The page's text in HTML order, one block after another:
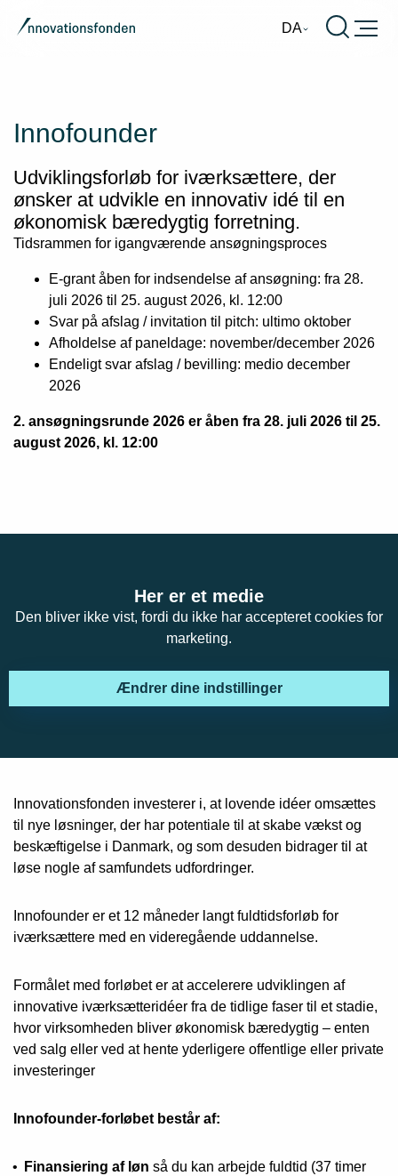
DA Burger
Innofounder
Udviklingsforløb for iværksættere, der
ønsker at udvikle en innovativ idé til en
økonomisk bæredygtig forretning.
Tidsrammen for igangværende ansøgningsproces
E-grant åben for indsendelse af ansøgning: fra 28.
juli 2026 til 25. august 2026, kl. 12:00
Svar på afslag / invitation til pitch: ultimo oktober
Afholdelse af paneldage: november/december 2026
Endeligt svar afslag / bevilling: medio december
2026
2. ansøgningsrunde 2026 er åben fra 28. juli 2026 til 25.
august 2026, kl. 12:00
Her er et medie
Den bliver ikke vist, fordi du ikke har accepteret cookies for
marketing.
Ændrer dine indstillinger
Innovationsfonden investerer i, at lovende idéer omsættes
til nye løsninger, der har potentiale til at skabe vækst og
beskæftigelse i Danmark, og som desuden bidrager til at
løse nogle af samfundets udfordringer.
Innofounder er et 12 måneder langt fuldtidsforløb for
iværksættere med en videregående uddannelse.
Formålet med forløbet er at accelerere udviklingen af
innovative iværksætteridéer fra de tidlige faser til et stadie,
hvor virksomheden bliver økonomisk bæredygtig – enten
ved salg eller ved at hente yderligere offentlige eller private
investeringer
Innofounder-forløbet består af:
Finansiering af løn så du kan arbejde fuldtid (37 timer